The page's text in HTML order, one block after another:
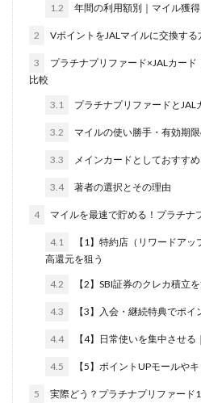
1.2 年間の利用額別｜マイル獲
2 VポイントをJALマイルに交換す
3
プラチナプリファード×JALカー
比較
3.1 プラチナプリファードと
3.2 マイルの使い勝手・有効期
3.3 メインカードとしておすす
3.4 著者の選択とその理由
4 マイルを最速で貯める！プラチナ
4.1
【1】特約店（リワードア
高還元を狙う
4.2 【2】SBI証券のクレカ積立
4.3 【3】入会・継続特典でポイ
4.4 【4】日常使いを集中させ
4.5 【5】ポイントUPモールや
5 実際どう？プラチナプリファード